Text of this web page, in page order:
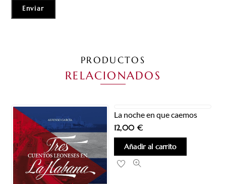
PRODUCTOS
RELACIONADOS
La noche en que caemos
12,00 €
Añadir al carrito